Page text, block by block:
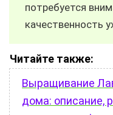
потребуется
качественность
Читайте также:
Выращивание
дома: описание,